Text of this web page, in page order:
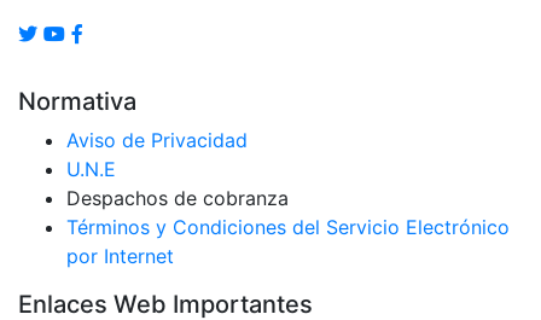
Normativa
Aviso de Privacidad
U.N.E
Despachos de cobranza
Términos y Condiciones del Servicio Electrónico
por Internet
Enlaces Web Importantes